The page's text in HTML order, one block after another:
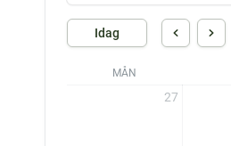
Idag
MÅN
27